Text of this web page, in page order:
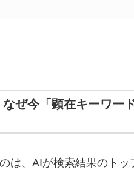
ぜ今「顕在キーワード
は、AIが検索結果のトッ